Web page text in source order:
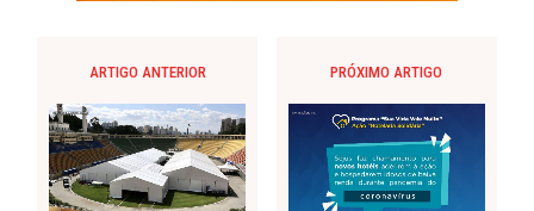
ARTIGO ANTERIOR PRÓXIMO ARTIGO